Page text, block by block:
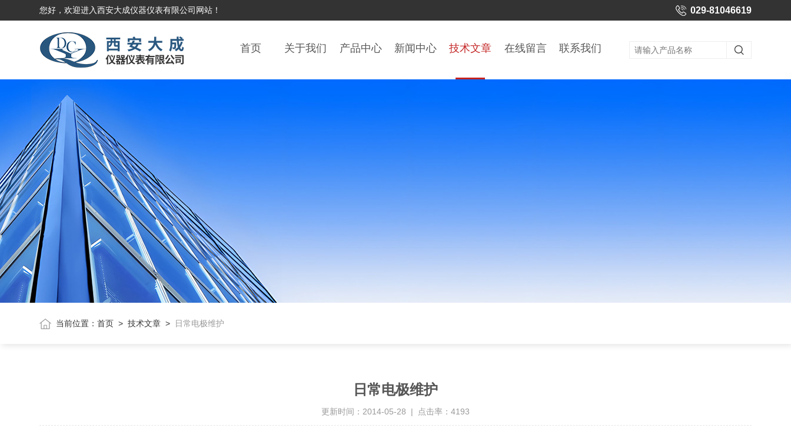
您好，欢迎进入西安大成仪器仪表有限公司网站！ 029-81046619
首页 关于我们 产品中心 新闻中心 技术文章 在线留言 联系我们
当前位置：首页 >技术文章 > 日常电极维护
日常电极维护
更新时间：2014-05-28 | 点击率：4193